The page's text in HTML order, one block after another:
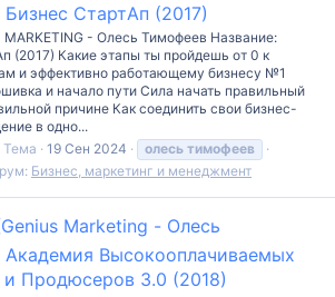
СтартАп (2017)
MARKETING - Олесь Тимофеев Название:
(2017) Какие этапы ты пройдешь от 0 к
и эффективно работающему бизнесу №1
и начало пути Сила начать правильный
причине Как соединить свои бизнес-
в одно...
Тема 19 Сен 2024 олесь тимофеев
Бизнес, маркетинг и менеджмент
Marketing - Олесь
Высокооплачиваемых
и Продюсеров 3.0 (2018)